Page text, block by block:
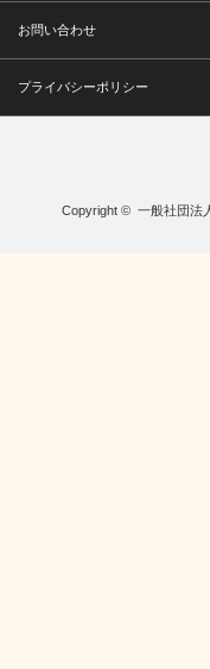
お問い合わせ
プライバシーポリシー
Copyright © 一般社団法